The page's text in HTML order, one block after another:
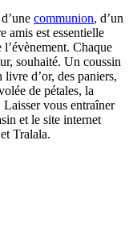
communion, d’un
amis est essentielle
Chaque
souhaité. Un coussin
d’or, des paniers,
de pétales, la
vous entraîner
et le site internet
Tralala.